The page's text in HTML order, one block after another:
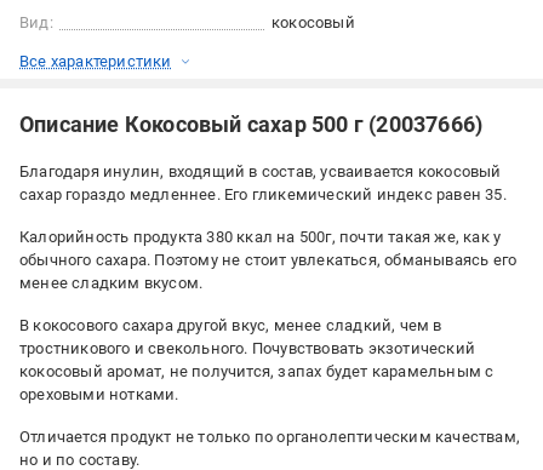
Вид:
кокосовый
Все характеристики
Описание Кокосовый сахар 500 г (20037666)
Благодаря инулин, входящий в состав, усваивается кокосовый
сахар гораздо медленнее. Его гликемический индекс равен 35.
Калорийность продукта 380 ккал на 500г, почти такая же, как у
обычного сахара. Поэтому не стоит увлекаться, обманываясь его
менее сладким вкусом.
В кокосового сахара другой вкус, менее сладкий, чем в
тростникового и свекольного. Почувствовать экзотический
кокосовый аромат, не получится, запах будет карамельным с
ореховыми нотками.
Отличается продукт не только по органолептическим качествам,
но и по составу.